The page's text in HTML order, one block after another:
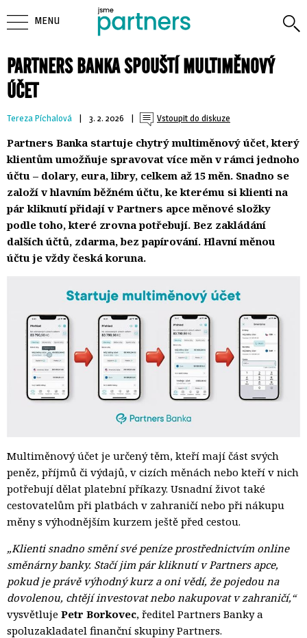
PARTNERS BANKA SPOUŠTÍ MULTIMĚNOVÝ
ÚČET
Tereza Píchalová | 3. 2. 2026 | Vstoupit do diskuze
Partners Banka startuje chytrý multiměnový účet, který
klientům umožňuje spravovat více měn v rámci jednoho
účtu – dolary, eura, libry, celkem až 15 měn. Snadno se
založí v hlavním běžném účtu, ke kterému si klienti na
pár kliknutí přidají v Partners apce měnové složky
podle toho, které zrovna potřebují. Bez zakládání
dalších účtů, zdarma, bez papírování. Hlavní měnou
účtu je vždy česká koruna.
Multiměnový účet je určený těm, kteří mají část svých
peněz, příjmů či výdajů, v cizích měnách nebo kteří v nich
potřebují dělat platební příkazy. Usnadní život také
cestovatelům při platbách v zahraničí nebo při nákupu
měny s výhodnějším kurzem ještě před cestou.
„Klienti snadno smění své peníze prostřednictvím online
směnárny banky. Stačí jim pár kliknutí v Partners apce,
pokud je právě výhodný kurz a oni vědí, že pojedou na
dovolenou, chtějí investovat nebo nakupovat v zahraničí,“
vysvětluje Petr Borkovec, ředitel Partners Banky a
spoluzakladatel finanční skupiny Partners.
MENU